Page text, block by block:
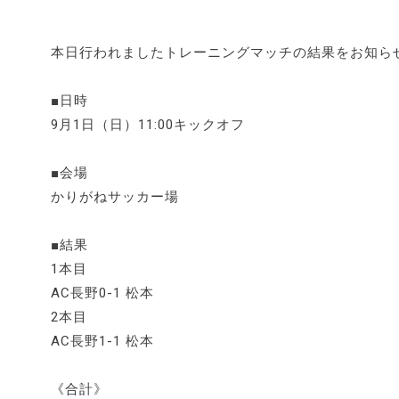
本日行われましたトレーニングマッチの結果をお知ら
■日時
9月1日（日）11:00キックオフ
■会場
かりがねサッカー場
■結果
1本目
AC長野0-1 松本
2本目
AC長野1-1 松本
《合計》